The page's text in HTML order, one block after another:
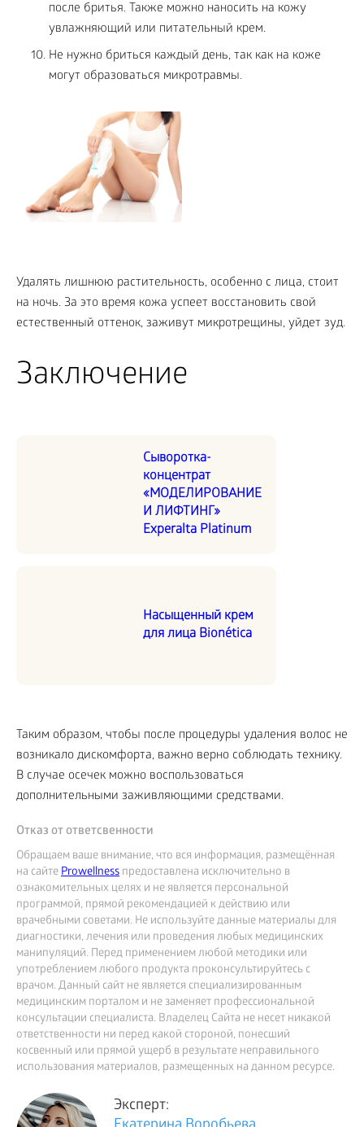
после бритья. Также можно наносить на кожу
увлажняющий или питательный крем.
Не нужно бриться каждый день, так как на коже
могут образоваться микротравмы.
Удалять лишнюю растительность, особенно с лица, стоит
на ночь. За это время кожа успеет восстановить свой
естественный оттенок, заживут микротрещины, уйдет зуд.
Заключение
Сыворотка-
концентрат
«МОДЕЛИРОВАНИЕ
И ЛИФТИНГ»
Experalta Platinum
Насыщенный крем
для лица Bionética
Таким образом, чтобы после процедуры удаления волос не
возникало дискомфорта, важно верно соблюдать технику.
В случае осечек можно воспользоваться
дополнительными заживляющими средствами.
Отказ от ответсвенности
Обращаем ваше внимание, что вся информация, размещённая
на сайтеProwellness предоставлена исключительно в
ознакомительных целях и не является персональной
программой, прямой рекомендацией к действию или
врачебными советами. Не используйте данные материалы для
диагностики, лечения или проведения любых медицинских
манипуляций. Перед применением любой методики или
употреблением любого продукта проконсультируйтесь с
врачом. Данный сайт не является специализированным
медицинским порталом и не заменяет профессиональной
консультации специалиста. Владелец Сайта не несет никакой
ответственности ни перед какой стороной, понесший
косвенный или прямой ущерб в результате неправильного
использования материалов, размещенных на данном ресурсе.
Эксперт: